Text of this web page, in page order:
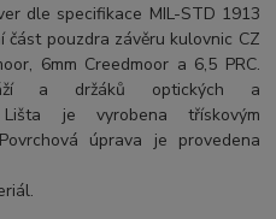
dle specifikace MIL-STD 1913
pouzdra závěru kulovnic CZ
6mm Creedmoor a 6,5 PRC.
a držáků optických a
Lišta je vyrobena třískovým
úprava je provedena